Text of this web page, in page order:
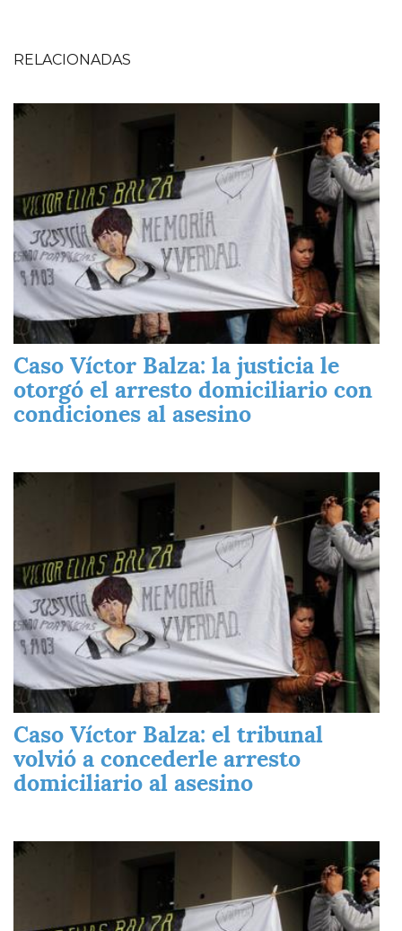
RELACIONADAS
Imagen
Caso Víctor Balza: la justicia le
otorgó el arresto domiciliario con
condiciones al asesino
Imagen
Caso Víctor Balza: el tribunal
volvió a concederle arresto
domiciliario al asesino
Imagen